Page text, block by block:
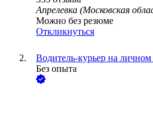
Апрелевка (Московская
Можно без резюме
Откликнуться
Водитель-курьер на
Без опыта